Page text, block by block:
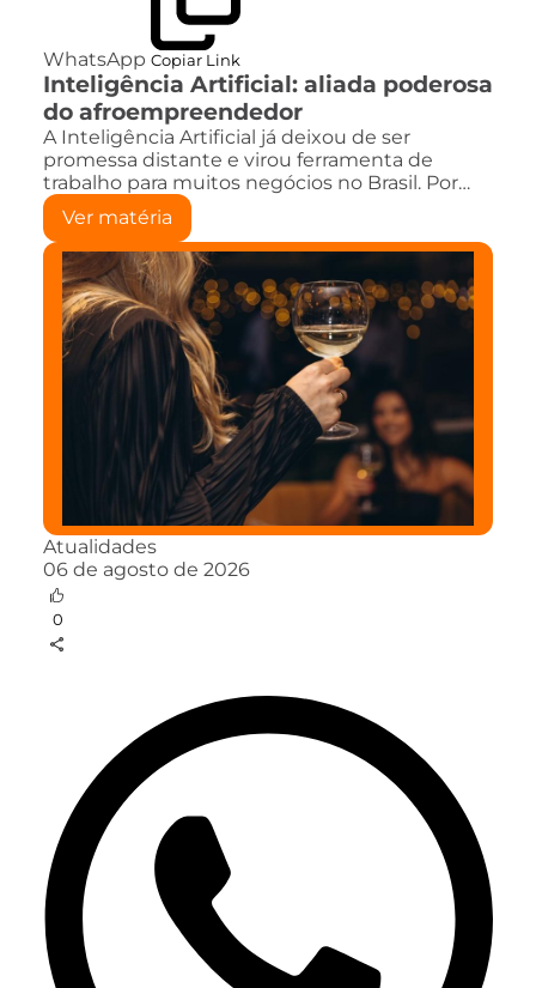
WhatsApp Copiar Link
Inteligência Artificial: aliada poderosa
do afroempreendedor
A Inteligência Artificial já deixou de ser
promessa distante e virou ferramenta de
trabalho para muitos negócios no Brasil. Por…
Ver matéria
Atualidades
06 de agosto de 2026
0